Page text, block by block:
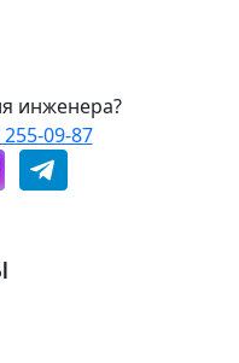
инженера?
09-87